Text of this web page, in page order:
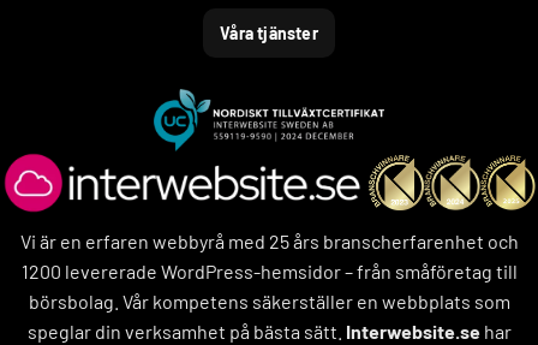
Våra tjänster
Vi är en erfaren webbyrå med 25 års branscherfarenhet och
1200 levererade WordPress-hemsidor – från småföretag till
börsbolag. Vår kompetens säkerställer en webbplats som
speglar din verksamhet på bästa sätt. Interwebsite.sehar